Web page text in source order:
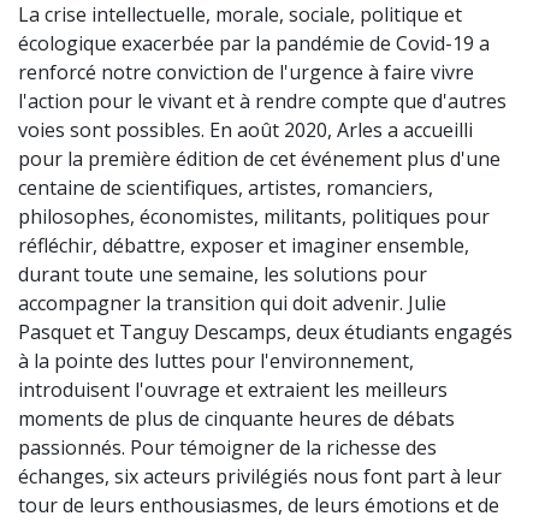
La crise intellectuelle, morale, sociale, politique et
écologique exacerbée par la pandémie de Covid-19 a
renforcé notre conviction de l'urgence à faire vivre
l'action pour le vivant et à rendre compte que d'autres
voies sont possibles. En août 2020, Arles a accueilli
pour la première édition de cet événement plus d'une
centaine de scientifiques, artistes, romanciers,
philosophes, économistes, militants, politiques pour
réfléchir, débattre, exposer et imaginer ensemble,
durant toute une semaine, les solutions pour
accompagner la transition qui doit advenir. Julie
Pasquet et Tanguy Descamps, deux étudiants engagés
à la pointe des luttes pour l'environnement,
introduisent l'ouvrage et extraient les meilleurs
moments de plus de cinquante heures de débats
passionnés. Pour témoigner de la richesse des
échanges, six acteurs privilégiés nous font part à leur
tour de leurs enthousiasmes, de leurs émotions et de